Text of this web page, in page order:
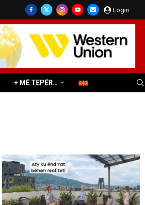
Login
+ MË TEPËR…